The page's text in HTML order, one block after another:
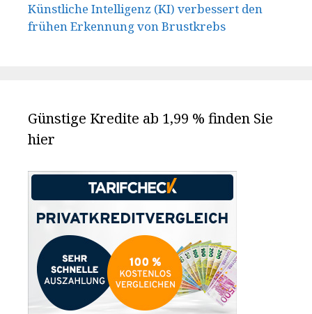
Künstliche Intelligenz (KI) verbessert den
frühen Erkennung von Brustkrebs
Günstige Kredite ab 1,99 % finden Sie
hier